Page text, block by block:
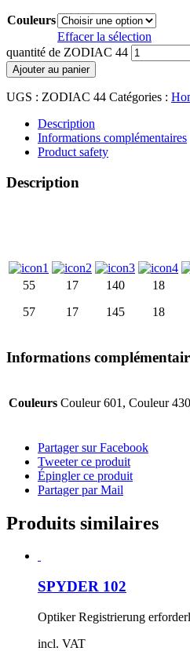
Couleurs
Effacer la sélection
quantité de ZODIAC 44
Ajouter au panier
UGS : ZODIAC 44 Catégories :
Description
Informations complémentaires
Product safety
Description
55
57
17
17
140
145
18
18
Informations
Couleurs Couleur 601, Couleur
Partager sur Facebook
Tweeter ce produit
Épingler ce produit
Partager par Mail
Produits similaires
SPYDER 102
Optiker Registrierung
incl. VAT